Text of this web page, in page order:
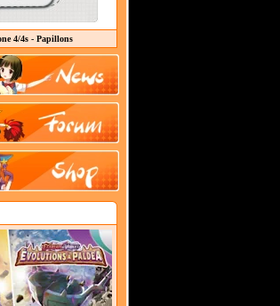
4/4s - Papillons